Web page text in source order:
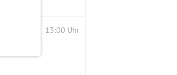
13:00 Uhr